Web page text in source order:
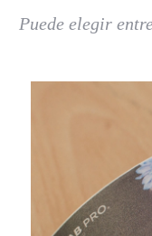
Puede elegir